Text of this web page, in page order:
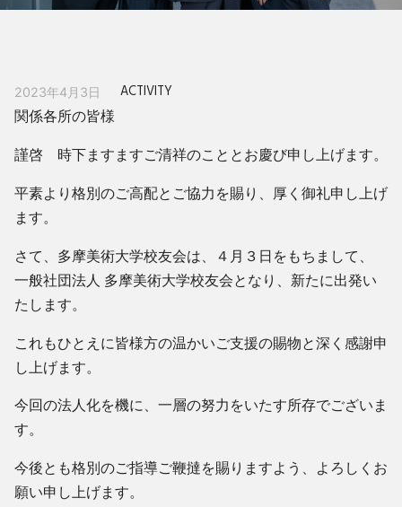
2023年4月3日 ACTIVITY
関係各所の皆様
謹啓 時下ますますご清祥のこととお慶び申し上げます。
平素より格別のご高配とご協力を賜り、厚く御礼申し上げ
ます。
さて、多摩美術大学校友会は、４月３日をもちまして、
一般社団法人 多摩美術大学校友会となり、新たに出発い
たします。
これもひとえに皆様方の温かいご支援の賜物と深く感謝申
し上げます。
今回の法人化を機に、一層の努力をいたす所存でございま
す。
今後とも格別のご指導ご鞭撻を賜りますよう、よろしくお
願い申し上げます。